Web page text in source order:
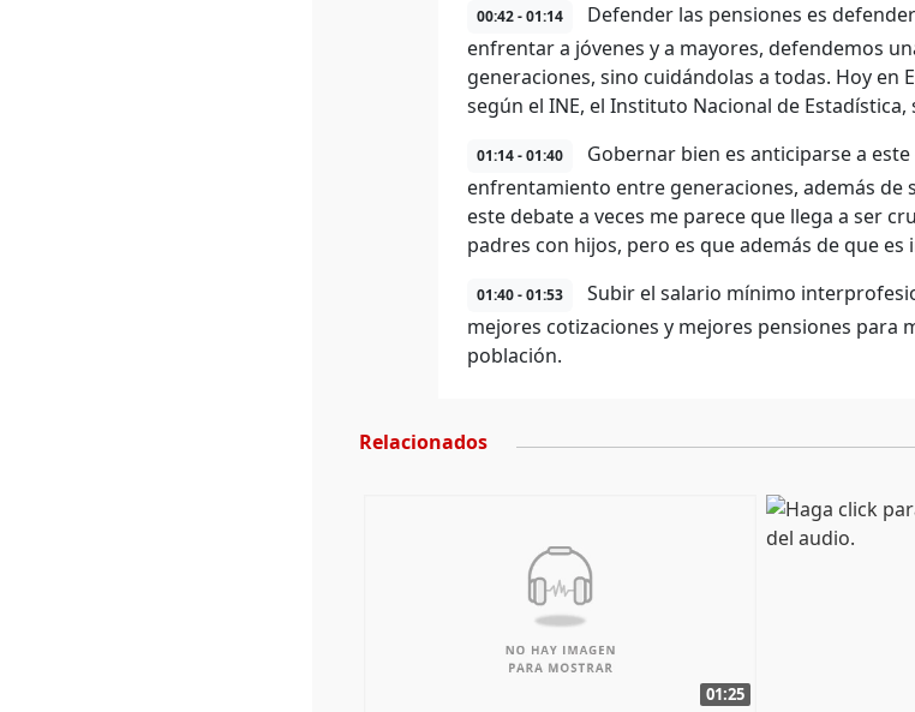
00:42 - 01:14
Defender las pensiones es
enfrentar a jóvenes y a mayores, defendemos
generaciones, sino cuidándolas a todas. Hoy en
según el INE, el Instituto Nacional de Estadística,
01:14 - 01:40
Gobernar bien es anticiparse a
enfrentamiento entre generaciones, además
este debate a veces me parece que llega a ser
padres con hijos, pero es que además de que es
01:40 - 01:53
Subir el salario mínimo
mejores cotizaciones y mejores pensiones para
población.
Relacionados
01:25